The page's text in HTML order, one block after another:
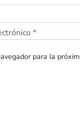
*
para la